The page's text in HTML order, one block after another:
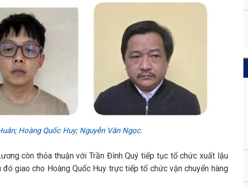
Hoàng Quốc Huy; Nguyễn Văn Ngọc.
còn thỏa thuận với Trần Đình Quý tiếp tục tổ chức xuất lậu
giao cho Hoàng Quốc Huy trực tiếp tổ chức vận chuyển hàng